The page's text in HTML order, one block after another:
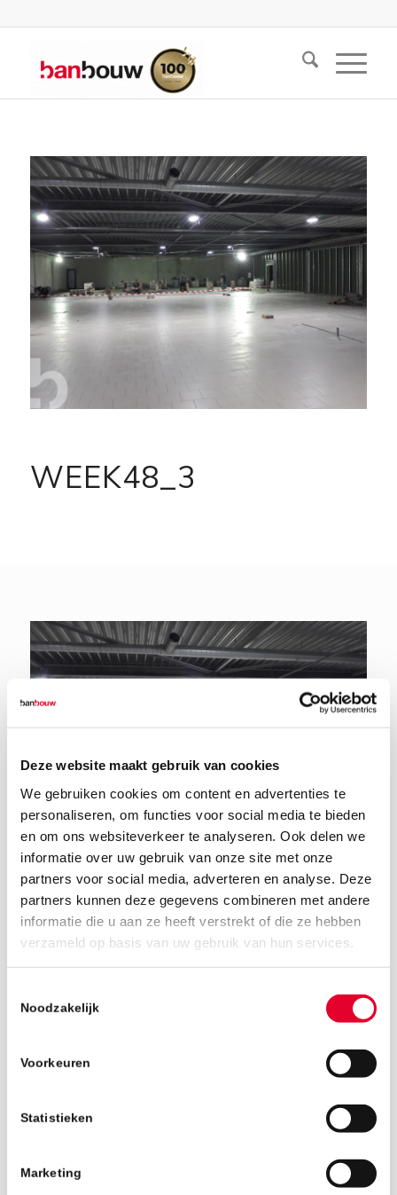
Deze website maakt gebruik van cookies
We gebruiken cookies om content en advertenties te
personaliseren, om functies voor social media te bieden
en om ons websiteverkeer te analyseren. Ook delen we
informatie over uw gebruik van onze site met onze
partners voor social media, adverteren en analyse. Deze
partners kunnen deze gegevens combineren met andere
informatie die u aan ze heeft verstrekt of die ze hebben
verzameld op basis van uw gebruik van hun services.
Noodzakelijk
Voorkeuren
Statistieken
Marketing
WEEK48_3
30 november 2018